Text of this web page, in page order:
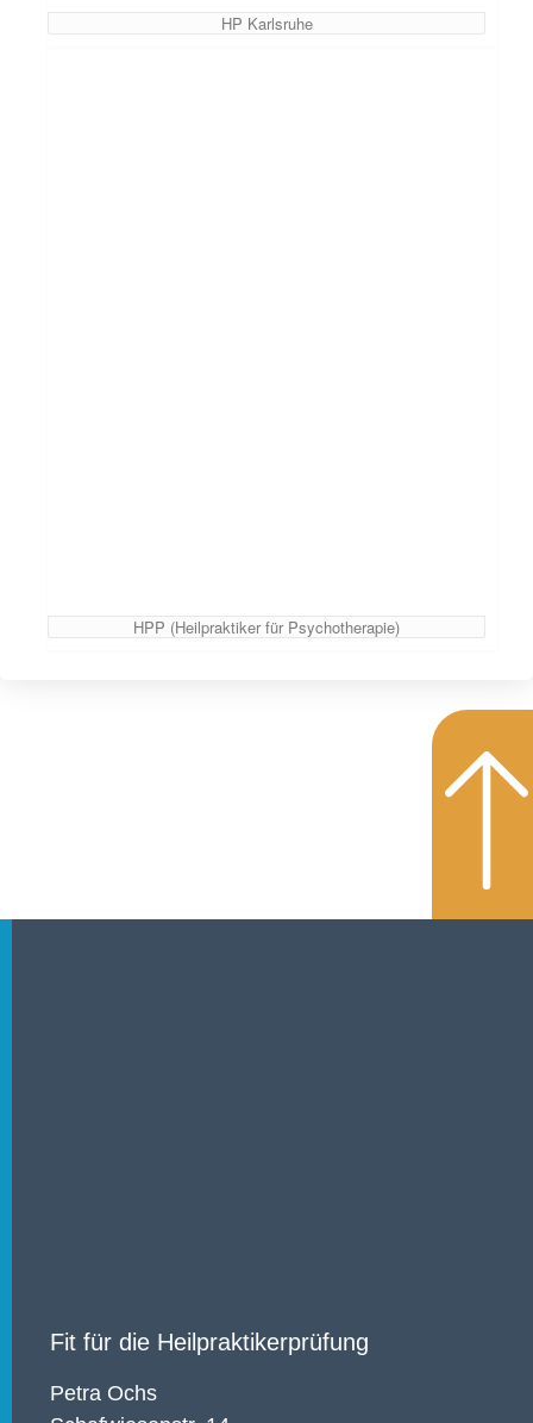
HP Karlsruhe
HPP (Heilpraktiker für Psychotherapie)
Fit für die Heilpraktikerprüfung
Petra Ochs